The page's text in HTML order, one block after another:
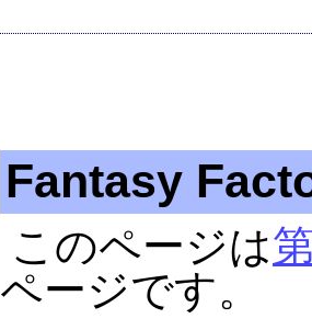
Fantasy
このページは
ページです。